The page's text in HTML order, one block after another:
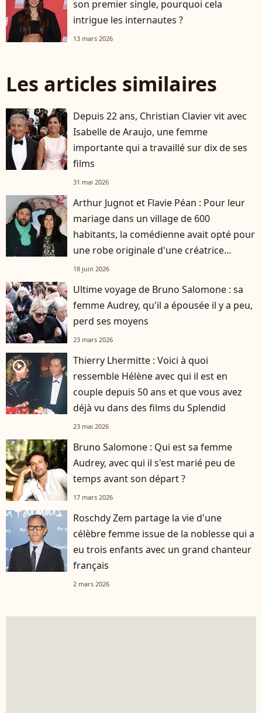
son premier single, pourquoi cela
intrigue les internautes ?
13 mars 2026
Les articles similaires
Depuis 22 ans, Christian Clavier vit avec
Isabelle de Araujo, une femme
importante qui a travaillé sur dix de ses
films
31 mai 2026
Arthur Jugnot et Flavie Péan : Pour leur
mariage dans un village de 600
habitants, la comédienne avait opté pour
une robe originale d'une créatrice
française
18 juin 2026
Ultime voyage de Bruno Salomone : sa
femme Audrey, qu'il a épousée il y a peu,
perd ses moyens
23 mars 2026
player2
Thierry Lhermitte : Voici à quoi
ressemble Hélène avec qui il est en
couple depuis 50 ans et que vous avez
déjà vu dans des films du Splendid
23 mai 2026
Bruno Salomone : Qui est sa femme
Audrey, avec qui il s'est marié peu de
temps avant son départ ?
17 mars 2026
Roschdy Zem partage la vie d'une
célèbre femme issue de la noblesse qui a
eu trois enfants avec un grand chanteur
français
2 mars 2026